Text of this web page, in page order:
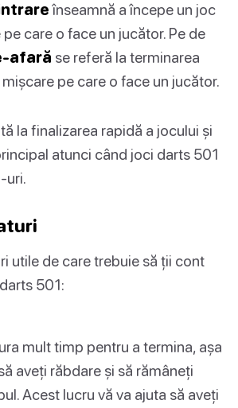
înseamnă a începe un joc
care o face un jucător. Pe de
afară se referă la terminarea
pe care o face un jucător.
la finalizarea rapidă a jocului și
atunci când joci darts 501
uri.
utile de care trebuie să ții cont
501:
mult timp pentru a termina, așa
aveți răbdare și să rămâneți
Acest lucru vă va ajuta să aveți